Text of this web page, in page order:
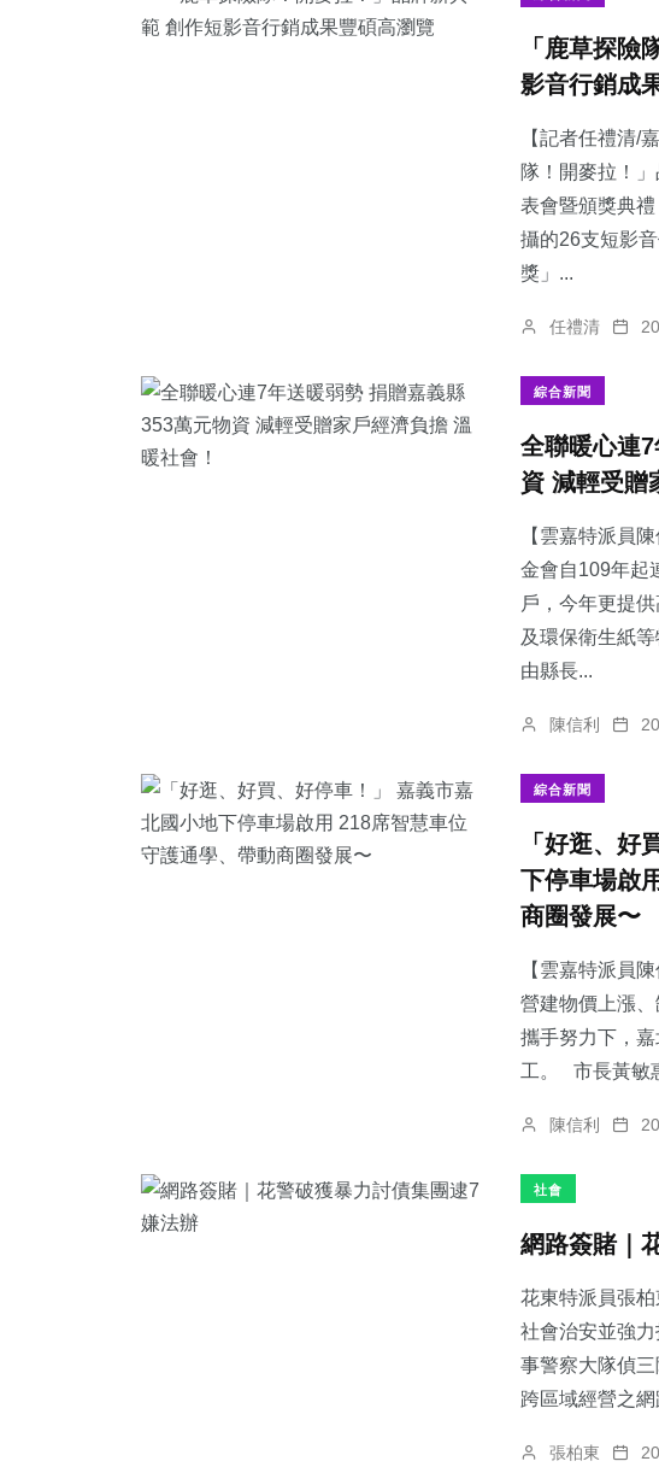
「鹿草探險
影音行銷成
【記者任禮清/
隊！開麥拉！
表會暨頒獎典
攝的26支短影
獎」...
任禮清
綜合新聞
全聯暖心連
資 減輕受贈
【雲嘉特派員
金會自109年起
戶，今年更提
及環保衛生紙
由縣長...
陳信利
綜合新聞
「好逛、好
下停車場啟
商圈發展〜
【雲嘉特派員
營建物價上漲
攜手努力下，
工。 市長黃敏
陳信利
社會
網路簽賭｜
花東特派員張
社會治安並強
事警察大隊偵
跨區域經營之
張柏東